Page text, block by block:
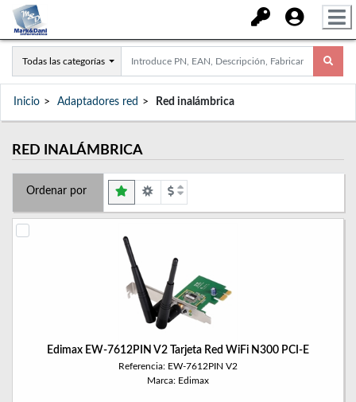
Todas las categorías
Inicio Adaptadores red Red inalámbrica
RED INALÁMBRICA
Ordenar por
Edimax EW-7612PIN V2 Tarjeta Red WiFi N300 PCI-E
Referencia: EW-7612PIN V2
Marca: Edimax